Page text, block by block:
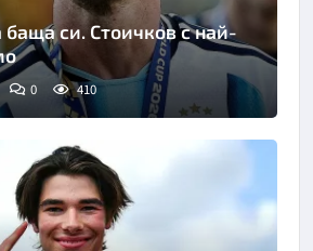
си. Стоичков с най-
0 410